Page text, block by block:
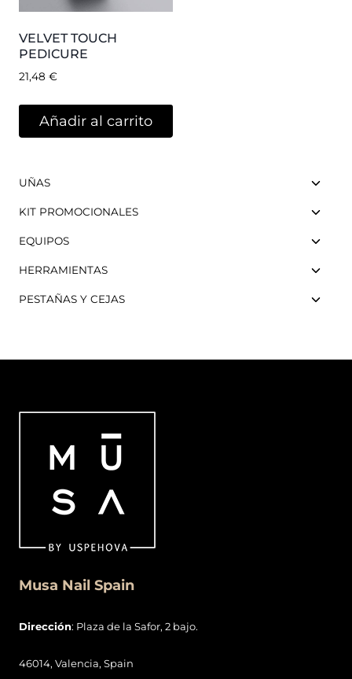
VELVET TOUCH
PEDICURE
21,48 €
Añadir al carrito
UÑAS
KIT PROMOCIONALES
EQUIPOS
HERRAMIENTAS
PESTAÑAS Y CEJAS
Musa Nail Spain
Dirección: Plaza de la Safor, 2 bajo.
46014, Valencia, Spain